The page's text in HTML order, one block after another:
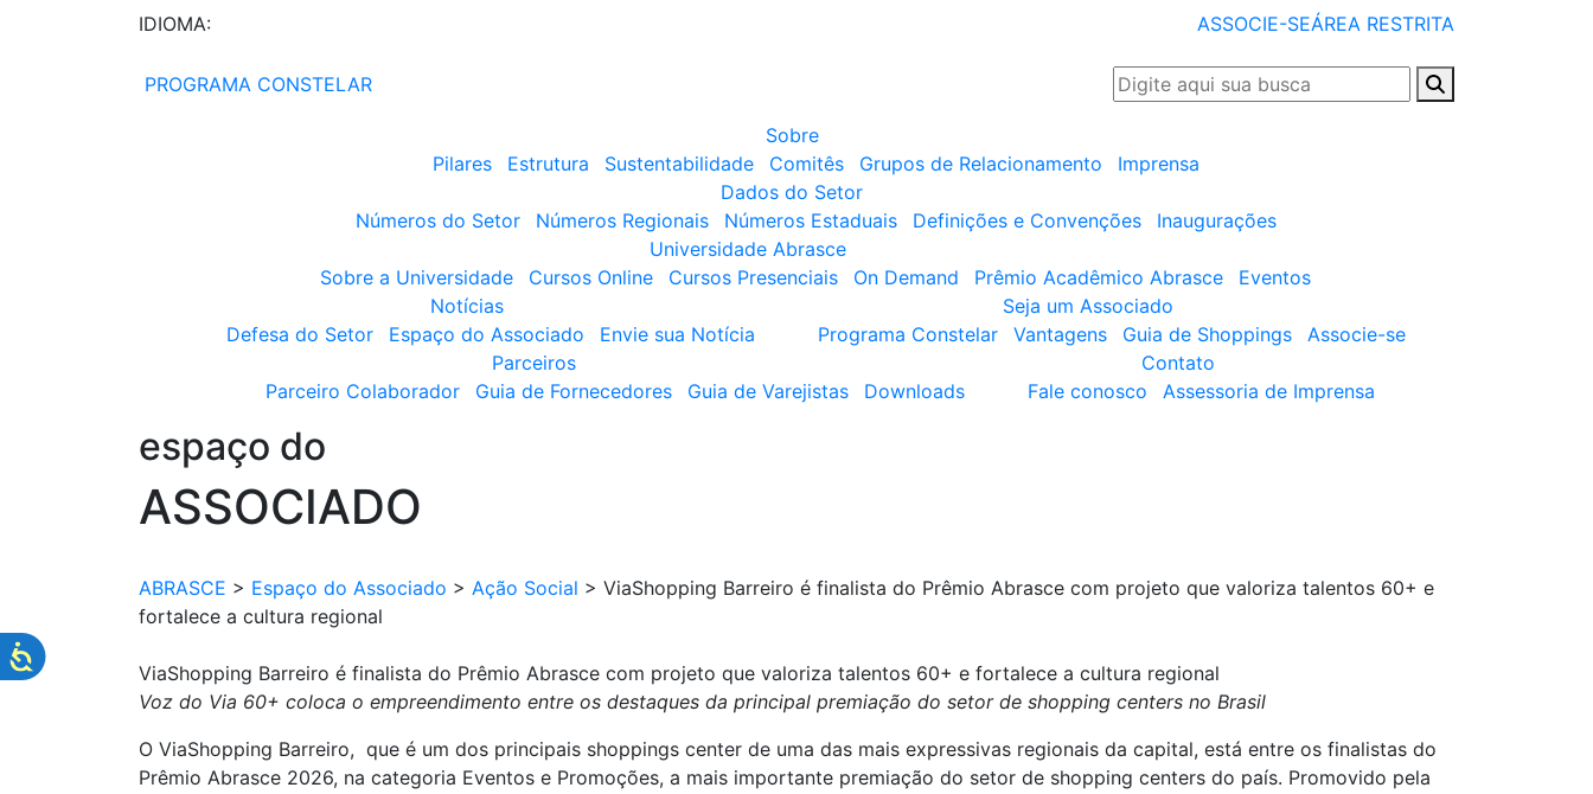
IDIOMA: ASSOCIE-SEÁREA RESTRITA
PROGRAMA CONSTELAR
Sobre
Pilares
Estrutura Sustentabilidade Comitês Grupos de Relacionamento
Imprensa
Dados do Setor
Números do Setor
Números Regionais Números Estaduais Definições e Convenções
Inaugurações
Universidade Abrasce
Sobre a Universidade
Cursos Online Cursos Presenciais On Demand Prêmio Acadêmico Abrasce
Eventos
Notícias
Defesa do Setor
Espaço do Associado Envie sua Notícia
Seja um Associado
Programa Constelar
Vantagens Guia de Shoppings
Associe-se
Parceiros
Parceiro Colaborador
Guia de Fornecedores Guia de Varejistas Downloads
Contato
Fale conosco
Assessoria de Imprensa
espaço do
ASSOCIADO
ABRASCE > Espaço do Associado > Ação Social > ViaShopping Barreiro é finalista do Prêmio Abrasce com projeto que valoriza talentos 60+ e
fortalece a cultura regional
ViaShopping Barreiro é finalista do Prêmio Abrasce com projeto que valoriza talentos 60+ e fortalece a cultura regional
Voz do Via 60+ coloca o empreendimento entre os destaques da principal premiação do setor de shopping centers no Brasil
O ViaShopping Barreiro, que é um dos principais shoppings center de uma das mais expressivas regionais da capital, está entre os finalistas do
Prêmio Abrasce 2026, na categoria Eventos e Promoções, a mais importante premiação do setor de shopping centers do país. Promovido pela